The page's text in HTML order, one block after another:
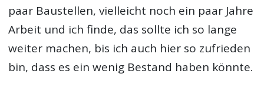
paar Baustellen, vielleicht noch ein paar Jahre
Arbeit und ich finde, das sollte ich so lange
weiter machen, bis ich auch hier so zufrieden
bin, dass es ein wenig Bestand haben könnte.